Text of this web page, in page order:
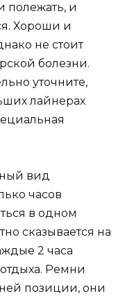
полежать, и
Хороши и
не стоит
болезни.
уточните,
лайнерах
вид
часов
в одном
сказывается на
2 часа
Ремни
позиции, они